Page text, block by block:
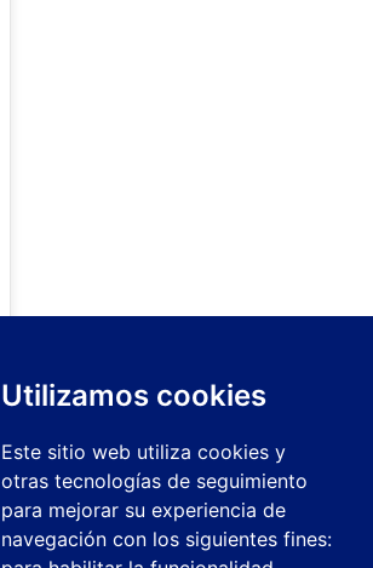
Utilizamos cookies
Este sitio web utiliza cookies y
otras tecnologías de seguimiento
para mejorar su experiencia de
navegación con los siguientes fines: